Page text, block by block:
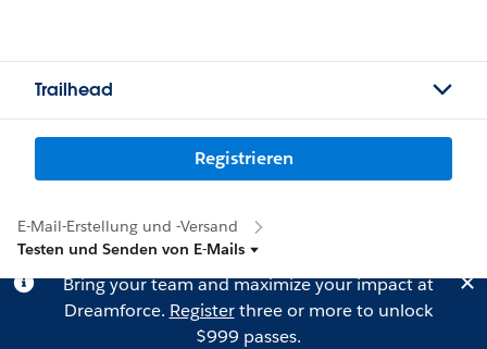
Trailhead
Registrieren
E-Mail-Erstellung und -Versand
Testen und Senden von E-Mails
Bring your team and maximize your impact at
Dreamforce. Registerthree or more to unlock
$999 passes.